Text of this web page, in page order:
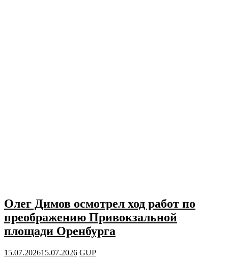
Олег Димов осмотрел ход работ по
преображению Привокзальной
площади Оренбурга
15.07.202615.07.2026 GUP